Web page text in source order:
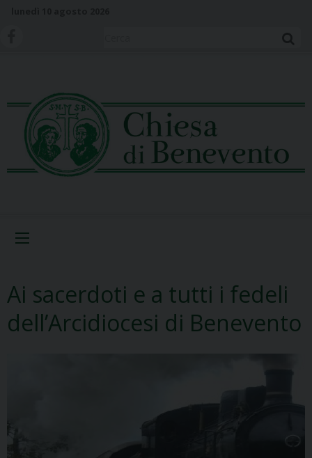
Ai sacerdoti e a tutti i fedeli
dell’Arcidiocesi di Benevento